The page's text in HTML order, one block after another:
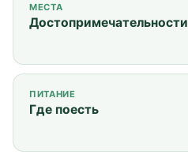
МЕСТА
Достопримечательности
ПИТАНИЕ
Где поесть